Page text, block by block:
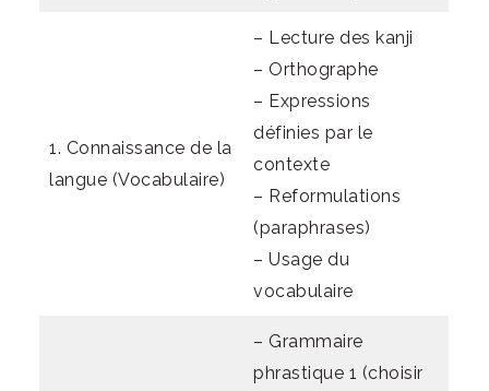
1. Connaissance de la
langue (Vocabulaire)
– Lecture des kanji
– Orthographe
– Expressions
définies par le
contexte
– Reformulations
(paraphrases)
– Usage du
vocabulaire
– Grammaire
phrastique 1 (choisir